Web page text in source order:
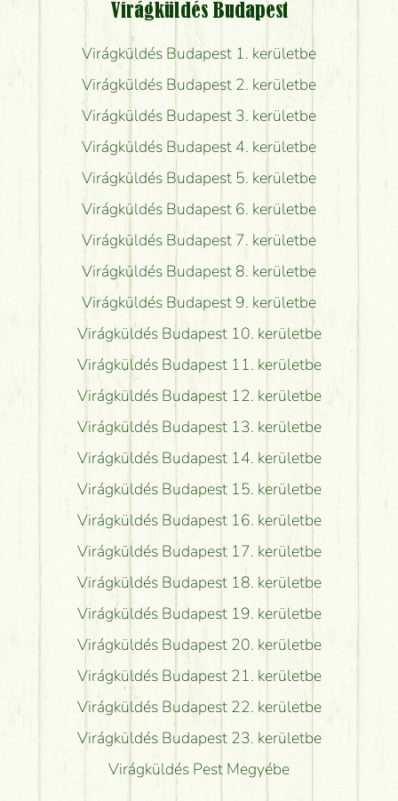
Virágküldés Budapest
Virágküldés Budapest 1. kerületbe
Virágküldés Budapest 2. kerületbe
Virágküldés Budapest 3. kerületbe
Virágküldés Budapest 4. kerületbe
Virágküldés Budapest 5. kerületbe
Virágküldés Budapest 6. kerületbe
Virágküldés Budapest 7. kerületbe
Virágküldés Budapest 8. kerületbe
Virágküldés Budapest 9. kerületbe
Virágküldés Budapest 10. kerületbe
Virágküldés Budapest 11. kerületbe
Virágküldés Budapest 12. kerületbe
Virágküldés Budapest 13. kerületbe
Virágküldés Budapest 14. kerületbe
Virágküldés Budapest 15. kerületbe
Virágküldés Budapest 16. kerületbe
Virágküldés Budapest 17. kerületbe
Virágküldés Budapest 18. kerületbe
Virágküldés Budapest 19. kerületbe
Virágküldés Budapest 20. kerületbe
Virágküldés Budapest 21. kerületbe
Virágküldés Budapest 22. kerületbe
Virágküldés Budapest 23. kerületbe
Virágküldés Pest Megyébe